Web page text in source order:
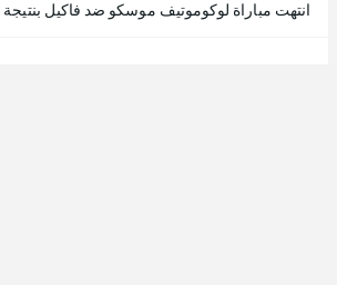
انتهت مباراة لوكوموتيف موسكو ضد فاكيل بنتيجة